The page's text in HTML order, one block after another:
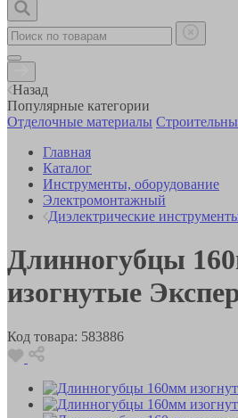
Назад
Популярные категории
Отделочные материалы
Главная
Каталог
Инструменты, оборудование
Электромонтажный
Диэлектрические
Длинногубцы
изогнутые
Код товара: 583886